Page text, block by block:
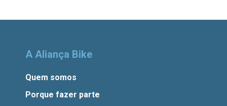
A Aliança Bike
Quem somos
Porque fazer parte